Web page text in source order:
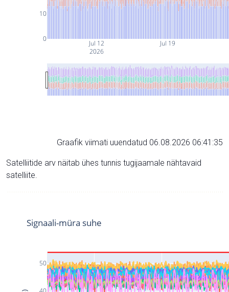
Jul 12
2026
Jul 19
0
10
Graafik viimati uuendatud 06.08.2026 06:41:35
Satelliitide arv näitab ühes tunnis tugijaamale nähtavaid
satelliite.
50
Signaali-müra suhe